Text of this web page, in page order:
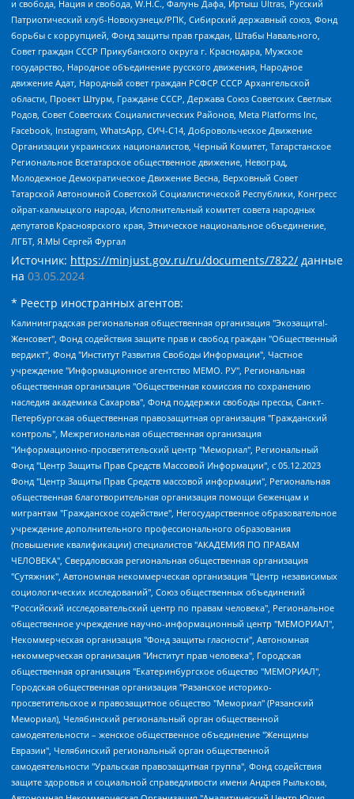
и свобода, Нация и свобода, W.H.С., Фалунь Дафа, Иртыш Ultras, Русский
Патриотический клуб-Новокузнецк/РПК, Сибирский державный союз, Фонд
борьбы с коррупцией, Фонд защиты прав граждан, Штабы Навального,
Совет граждан СССР Прикубанского округа г. Краснодара, Мужское
государство, Народное объединение русского движения, Народное
движение Адат, Народный совет граждан РСФСР СССР Архангельской
области, Проект Штурм, Граждане СССР, Держава Союз Советских Светлых
Родов, Совет Советских Социалистических Районов, Meta Platforms Inc,
Facebook, Instagram, WhatsApp, СИЧ-С14, Добровольческое Движение
Организации украинских националистов, Черный Комитет, Татарстанское
Региональное Всетатарское общественное движение, Невоград,
Молодежное Демократическое Движение Весна, Верховный Совет
Татарской Автономной Советской Социалистической Республики, Конгресс
ойрат-калмыцкого народа, Исполнительный комитет совета народных
депутатов Красноярского края, Этническое национальное объединение,
ЛГБТ, Я.МЫ Сергей Фургал
Источник: https://minjust.gov.ru/ru/documents/7822/ данные
на 03.05.2024
* Реестр иностранных агентов:
Калининградская региональная общественная организация "Экозащита!-Женсовет", Фонд содействия защите прав и свобод граждан "Общественный вердикт", Фонд "Институт Развития Свободы Информации", Частное учреждение "Информационное агентство МЕМО. РУ", Региональная общественная организация "Общественная комиссия по сохранению наследия академика Сахарова", Фонд поддержки свободы прессы, Санкт-Петербургская общественная правозащитная организация "Гражданский контроль", Межрегиональная общественная организация "Информационно-просветительский центр "Мемориал", Региональный Фонд "Центр Защиты Прав Средств Массовой Информации", с 05.12.2023 Фонд "Центр Защиты Прав Средств массовой информации", Региональная общественная благотворительная организация помощи беженцам и мигрантам "Гражданское содействие", Негосударственное образовательное учреждение дополнительного профессионального образования (повышение квалификации) специалистов "АКАДЕМИЯ ПО ПРАВАМ ЧЕЛОВЕКА", Свердловская региональная общественная организация "Сутяжник", Автономная некоммерческая организация "Центр независимых социологических исследований", Союз общественных объединений "Российский исследовательский центр по правам человека", Региональное общественное учреждение научно-информационный центр "МЕМОРИАЛ", Некоммерческая организация "Фонд защиты гласности", Автономная некоммерческая организация "Институт прав человека", Городская общественная организация "Екатеринбургское общество "МЕМОРИАЛ", Городская общественная организация "Рязанское историко-просветительское и правозащитное общество "Мемориал" (Рязанский Мемориал), Челябинский региональный орган общественной самодеятельности – женское общественное объединение "Женщины Евразии", Челябинский региональный орган общественной самодеятельности "Уральская правозащитная группа", Фонд содействия защите здоровья и социальной справедливости имени Андрея Рылькова, Автономная Некоммерческая Организация "Аналитический Центр Юрия Левады", Автономная некоммерческая организация социальной поддержки населения "Проект Апрель", Региональная общественная организация помощи женщинам и детям, находящимся в кризисной ситуации "Информационно-методический центр "Анна", Фонд содействия развитию массовых коммуникаций и правовому просвещению "Так-так-Так", Фонд содействия устойчивому развитию "Серебряная тайга", Свердловский региональный общественный фонд социальных проектов "Новое время", "Idel.Реалии", Кавказ.Реалии, Крым.Реалии, Телеканал Настоящее Время, Татаро-башкирская служба Радио Свобода (Azatliq Radiosi), Радио Свободная Европа/Радио Свобода (PCE/PC), "Сибирь.Реалии", "Фактограф", Благотворительный фонд помощи осужденным и их семьям, Автономная некоммерческая организация "Институт глобализации и социальных движений", Фонд "В защиту прав заключенных", Частное учреждение "Центр поддержки и содействия развитию средств массовой информации", Пензенский региональный общественный благотворительный фонд "Гражданский союз", "Север.Реалии", Некоммерческая организация Фонд "Правовая инициатива", Общество с ограниченной ответственностью "Радио Свободная Европа/Радио Свобода", Чешское информационное агентство "MEDIUM-ORIENT", Красноярская региональная общественная организация "Мы против СПИДа", Камалягин Денис Николаевич, Маркелов Сергей Евгеньевич, Пономарев Лев Александрович, Савицкая Людмила Алексеевна, Автономная некоммерческая организация "Центр по работе с проблемой насилия "НАСИЛИЮ.НЕТ", Межрегиональный профессиональный союз работников здравоохранения "Альянс врачей", Юридическое лицо, зарегистрированное в Латвийской Республике, SIA "Medusa Project" (регистрационный номер 40103797863, дата регистрации 10.06.2014), Некоммерческая организация "Фонд по борьбе с коррупцией", Автономная некоммерческая организация "Институт права и публичной политики", Баданин Роман Сергеевич, Гликин Максим Александрович, Железнова Мария Михайловна, Лукьянова Юлия Сергеевна, Маетная Елизавета Витальевна, Маняхин Петр Борисович, Чуракова Ольга Владимировна, Ярош Юлия Петровна, Юридическое лицо "The Insider SIA", зарегистрированное в Риге, Латвийская Республика (дата регистрации 26.06.2015), являющееся администратором доменного имени интернет-издания "The Insider SIA", https://theins.ru, Постернак Алексей Евгеньевич, Рубин Михаил Аркадьевич, Анин Роман Александрович, Юридическое лицо Istories fonds, зарегистрированное в Латвийской Республике (регистрационный номер 50008295751, дата регистрации 24.02.2020), Великовский Дмитрий Александрович, Долинина Ирина Николаевна, Мароховская Алеся Алексеевна, Шлейнов Роман Юрьевич, Шмагун Олеся Валентиновна, Общество с ограниченной ответственностью "Альтаир 2021", Общество с ограниченной ответственностью "Вега 2021", Общество с ограниченной ответственностью "Главный редактор 2021", Общество с ограниченной ответственностью "Ромашки монолит", Важенков Артем Валерьевич, Ивановская областная общественная организация "Центр гендерных исследований", Гурман Юрий Альбертович, Медиапроект "ОВД-Инфо", Егоров Владимир Владимирович, Жилинский Владимир Александрович, Общество с ограниченной ответственностью "ЗП", Иванова София Юрьевна, Карезина Инна Павловна, Кильтау Екатерина Викторовна, Петров Алексей Викторович, Пискунов Сергей Евгеньевич, Смирнов Сергей Сергеевич, Тихонов Михаил Сергеевич, Общество с ограниченной ответственностью "ЖУРНАЛИСТ-ИНОСТРАННЫЙ АГЕНТ", Арапова Галина Юрьевна, Вольтская Татьяна Анатольевна, Американская компания "Mason G.E.S. Anonymous Foundation" (США), являющаяся владельцем интернет-издания https://mnews.world/, Компания "Stichting Bellingcat", зарегистрированная в Нидерландах (дата регистрации 11.07.2018), Захаров Андрей Вячеславович, Клепиковская Екатерина Дмитриевна, Общество с ограниченной ответственностью "МЕМО", Перл Роман Александрович, Симонов Евгений Алексеевич, Соловьева Елена Анатольевна, Сотников Даниил Владимирович, Сурначева Елизавета Дмитриевна, Автономная некоммерческая организация по защите прав человека и информированию населения "Якутия – Наше Мнение", Общество с ограниченной ответственностью "Москоу диджитал медиа", с 26.01.2023 Общество с ограниченной ответственностью "Чайка Белые сады", Ветошкина Валерия Валерьевна, Заговора Максим Александрович, Межрегиональное общественное движение "Российская ЛГБТ - сеть", Оленичев Максим Владимирович, Павлов Иван Юрьевич, Скворцова Елена Сергеевна, Общество с ограниченной ответственностью "Как бы инагент", Кочетков Игорь Викторович, Общество с ограниченной ответственностью "Честные выборы", Еланчик Олег Александрович, Общество с ограниченной ответственностью "Нобелевский призыв", Гималова Регина Эмилевна, Григорьев Андрей Валерьевич, Григорьева Алина Александровна, Ассоциация по содействию защите прав призывников, альтернативнослужащих и военнослужащих "Правозащитная группа "Гражданин.Армия.Право", Хисамова Регина Фаритовна, Автономная некоммерческая организация по реализации социально-правовых программ "Лилит", Дальневосточное общественное движение "Маяк", Санкт-Петербургская ЛГБТ-инициативная группа "Выход", Инициативная группа ЛГБТ+ "Реверс", Алексеев Андрей Викторович, Бекбулатова Таисия Львовна, Беляев Иван Михайлович, Владыкина Елена Сергеевна, Гельман Марат Александрович, Никульшина Вероника Юрьевна, Толоконникова Надежда Андреевна, Шендерович Виктор Анатольевич, Общество с ограниченной ответственностью "Данное сообщение", Общество с ограниченной ответственностью Издательский дом "Новая глава", Айнбиндер Александра Александровна, Московский комьюнити-центр для ЛГБТ+инициатив, Благотворительный фонд развития филантропии, Deutsche Welle (Германия, Kurt-Schumacher-Strasse 3, 53113 Bonn), Борзунова Мария Михайловна, Воробьев Виктор Викторович, Голубева Анна Львовна, Константинова Алла Михайловна, Малкова Ирина Владимировна, Мурадов Мурад Абдулгалимович, Осетинская Елизавета Николаевна, Понасенков Евгений Николаевич, Ганапольский Матвей Юрьевич, Киселев Евгений Алексеевич, Борухович Ирина Григорьевна, Дремин Иван Тимофеевич, Дубровский Дмитрий Викторович, Красноярская региональная общественная организация поддержки и развития альтернативных образовательных технологий и межкультурных коммуникаций "ИНТЕРРА", Маяковская Екатерина Алексеевна, Фейгин Марк Захарович, Филимонов Андрей Викторович, Дзугкоева Регина Николаевна, Доброхотов Роман Александрович, Дудь Юрий Александрович, Елкин Сергей Владимирович, Кругликов Кирилл Игоревич, Сабунаева Мария Леонидовна, Семенов Алексей Владимирович, Шаинян Карен Багратович, Шульман Екатерина Михайловна, Асафьев Артур Валерьевич, Вахштайн Виктор Семенович, Венедиктов Алексей Алексеевич, Лушникова Екатерина Евгеньевна, Волков Леонид Михайлович, Невзоров Александр Глебович, Пархоменко Сергей Борисович, Сироткин Ярослав Николаевич, Кара-Мурза Владимир Владимирович, Баранова Наталья Владимировна, Гозман Леонид Яковлевич, Кагарлицкий Борис Юльевич, Климарев Михаил Валерьевич, Милов Владимир Станиславович, Автономная некоммерческая организация Краснодарский центр современного искусства "Типография", Моргенштерн Алишер Тагирович, Соболь Любовь Эдуардовна, Общество с ограниченной ответственностью "ЛИЗА НОРМ", Каспаров Гарри Кимович, Ходорковский Михаил Борисович, Общество с ограниченной ответственностью "Апрельские тезисы", Данилович Ирина Брониславовна, Кашин Олег Владимирович, Петров Николай Владимирович, Пивоваров Алексей Владимирович, Соколов Михаил Владимирович, Цветкова Юлия Владимировна, Чичваркин Евгений Александрович, Комитет против пыток/Команда против пыток, Общество с ограниченной ответственностью "Первый научный", Общество с ограниченной ответственностью "Вертолет и ко", Белоцерковская Вероника Борисовна, Кац Максим Евгеньевич, Лазарева Татьяна Юрьевна, Шаведдинов Руслан Табризович, Яшин Илья Валерьевич, Общество с ограниченной ответственностью "Иноагент ААВ", Алешковский Дмитрий Петрович, Альбац Евгения Марковна, Быков Дмитрий Львович, Галямина Юлия Евгеньевна, Лойко Сергей Леонидович, Мартынов Кирилл Константинович, Медведев Сергей Александрович, Крашенинников Федор Геннадиевич, Гордеева Катерина Вл